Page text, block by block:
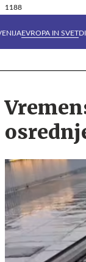
1188
EVROPA IN SVET
Tehnik